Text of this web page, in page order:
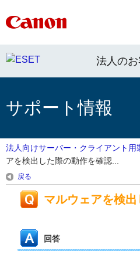
法人のお
サポート情報
法人向けサーバー・クライアント用
アを検出した際の動作を確認...
戻る
マルウェアを検
回答